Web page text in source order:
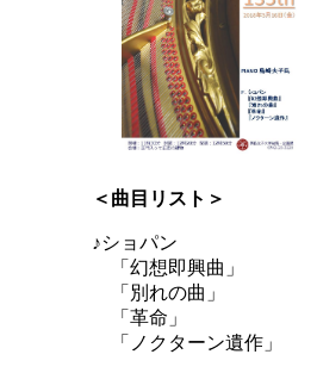
＜曲目リスト＞
♪ショパン
「幻想即興曲」
「別れの曲」
「革命」
「ノクターン遺作」